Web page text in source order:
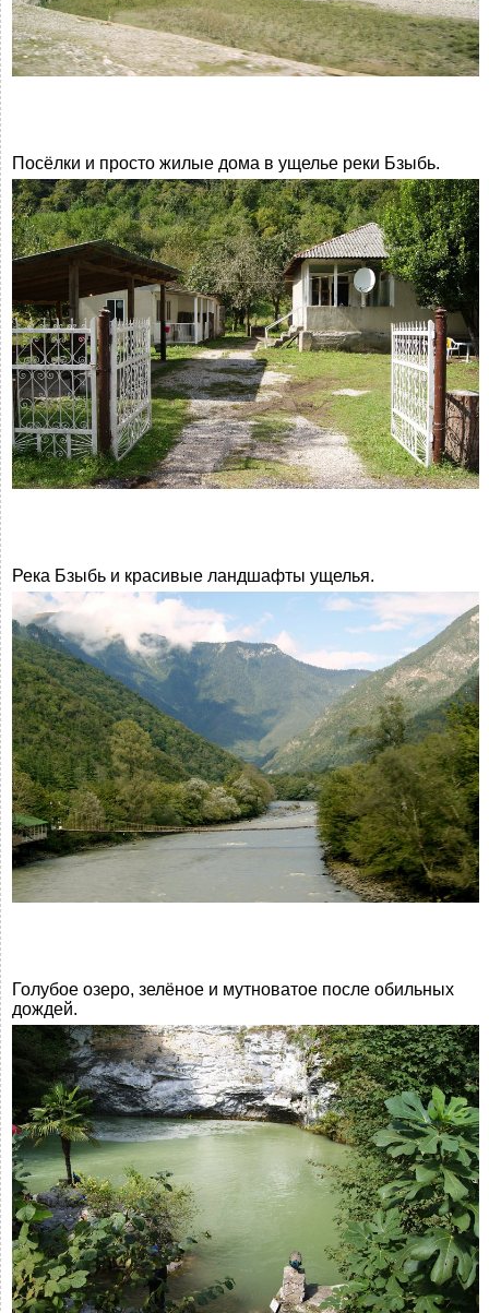
Посёлки и просто жилые дома в ущелье реки Бзыбь.
Река Бзыбь и красивые ландшафты ущелья.
Голубое озеро, зелёное и мутноватое после обильных
дождей.